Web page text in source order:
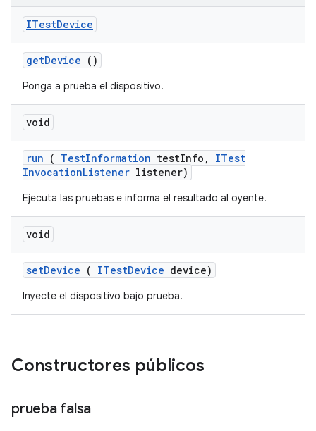
ITestDevice
getDevice ()
Ponga a prueba el dispositivo.
void
run ( TestInformation testInfo ,
ITest
InvocationListener listener)
Ejecuta las pruebas e informa el resultado al oyente.
void
setDevice ( ITestDevice device)
Inyecte el dispositivo bajo prueba.
Constructores públicos
prueba falsa